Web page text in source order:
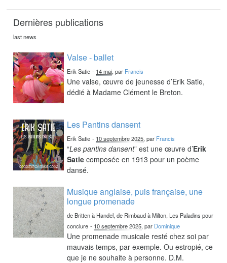
Dernières publications
last news
Valse - ballet
Erik Satie - 14 mai, par Francis
Une valse, œuvre de jeunesse d’Erik Satie,
dédié à Madame Clément le Breton.
Les Pantins dansent
Erik Satie - 10 septembre 2025, par Francis
“Les pantins dansent” est une œuvre d’Erik
Satie composée en 1913 pour un poème
dansé.
Musique anglaise, puis française, une
longue promenade
de Britten à Handel, de Rimbaud à Milton, Les Paladins pour
conclure - 10 septembre 2025, par Dominique
Une promenade musicale resté chez soi par
mauvais temps, par exemple. Ou estropié, ce
que je ne souhaite à personne. D.M.